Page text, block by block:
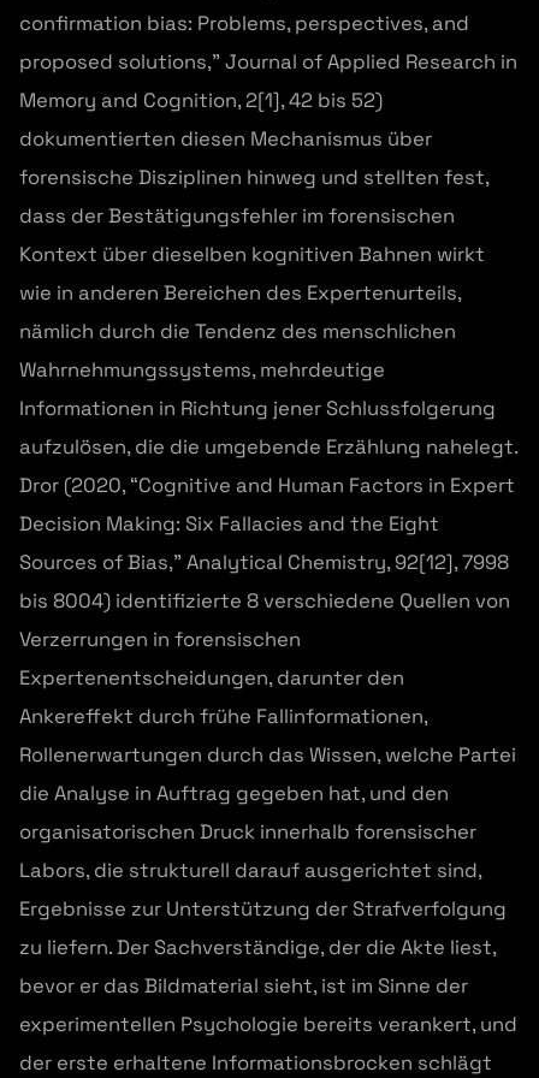
confirmation bias: Problems, perspectives, and
proposed solutions,” Journal of Applied Research in
Memory and Cognition, 2[1], 42 bis 52)
dokumentierten diesen Mechanismus über
forensische Disziplinen hinweg und stellten fest,
dass der Bestätigungsfehler im forensischen
Kontext über dieselben kognitiven Bahnen wirkt
wie in anderen Bereichen des Expertenurteils,
nämlich durch die Tendenz des menschlichen
Wahrnehmungssystems, mehrdeutige
Informationen in Richtung jener Schlussfolgerung
aufzulösen, die die umgebende Erzählung nahelegt.
Dror (2020, “Cognitive and Human Factors in Expert
Decision Making: Six Fallacies and the Eight
Sources of Bias,” Analytical Chemistry, 92[12], 7998
bis 8004) identifizierte 8 verschiedene Quellen von
Verzerrungen in forensischen
Expertenentscheidungen, darunter den
Ankereffekt durch frühe Fallinformationen,
Rollenerwartungen durch das Wissen, welche Partei
die Analyse in Auftrag gegeben hat, und den
organisatorischen Druck innerhalb forensischer
Labors, die strukturell darauf ausgerichtet sind,
Ergebnisse zur Unterstützung der Strafverfolgung
zu liefern. Der Sachverständige, der die Akte liest,
bevor er das Bildmaterial sieht, ist im Sinne der
experimentellen Psychologie bereits verankert, und
der erste erhaltene Informationsbrocken schlägt